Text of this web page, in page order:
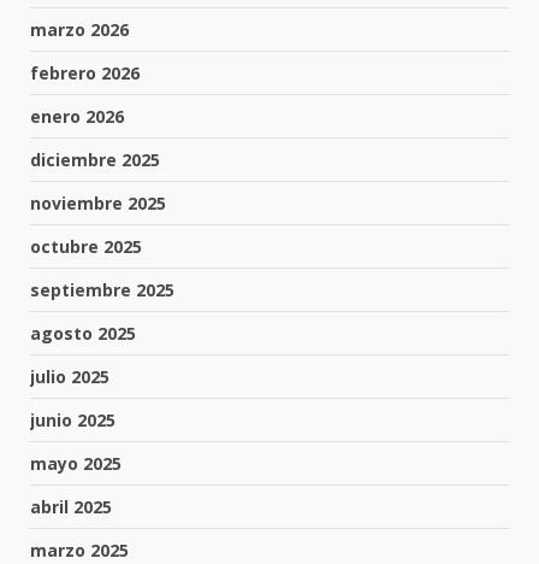
marzo 2026
febrero 2026
enero 2026
diciembre 2025
noviembre 2025
octubre 2025
septiembre 2025
agosto 2025
julio 2025
junio 2025
mayo 2025
abril 2025
marzo 2025